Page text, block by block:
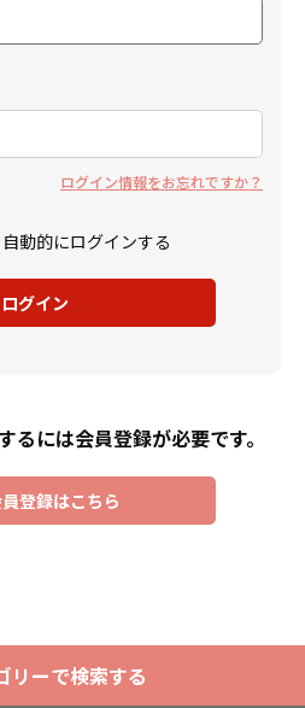
ログイン情報をお忘れですか？
動的にログインする
ログイン
るには会員登録が必要です。
登録はこちら
リーで検索する